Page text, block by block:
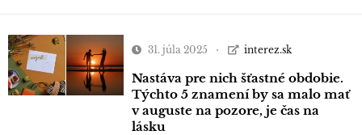
31. júla 2025 interez.sk
Nastáva pre nich šťastné obdobie.
Týchto 5 znamení by sa malo mať
v auguste na pozore, je čas na
lásku